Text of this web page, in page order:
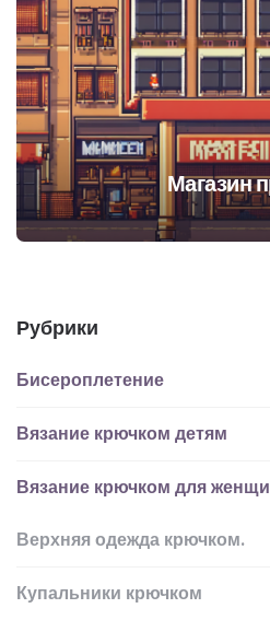
Магазин
Рубрики
Бисероплетение
Вязание крючком детям
Вязание крючком для
Верхняя одежда крючком.
Купальники крючком